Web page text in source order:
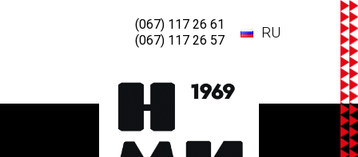
(067) 117 26 61
(067) 117 26 57
RU